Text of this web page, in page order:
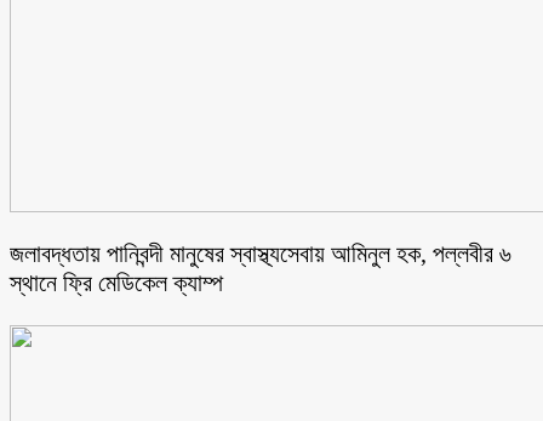
জলাবদ্ধতায় পানিবন্দী মানুষের স্বাস্থ্যসেবায় আমিনুল হক, পল্লবীর ৬
স্থানে ফ্রি মেডিকেল ক্যাম্প